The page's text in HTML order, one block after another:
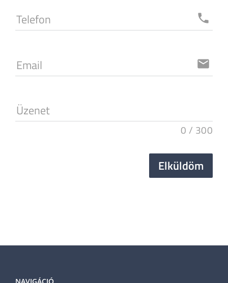
Telefon local_phone
Email email
Üzenet
0 / 300
Elküldöm